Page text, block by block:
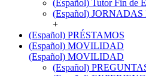
(Español) Tutor Fin de
(Español)
+
(Español) PRÉSTAMOS
(Español) MOVILIDAD
(Español) MOVILIDAD
(Español)